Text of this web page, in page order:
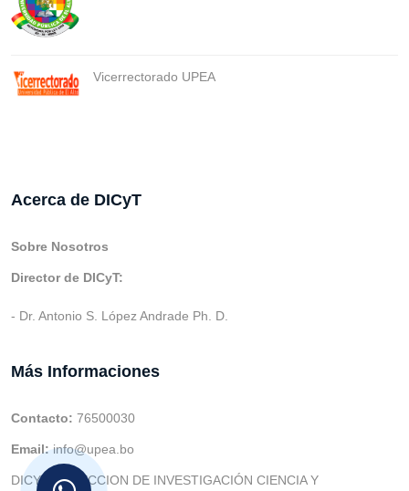
Vicerrectorado UPEA
Acerca de DICyT
Sobre Nosotros
Director de DICyT:
- Dr. Antonio S. López Andrade Ph. D.
Más Informaciones
Contacto: 76500030
Email:info@upea.bo
DICYT (DIRECCION DE INVESTIGACIÓN CIENCIA Y